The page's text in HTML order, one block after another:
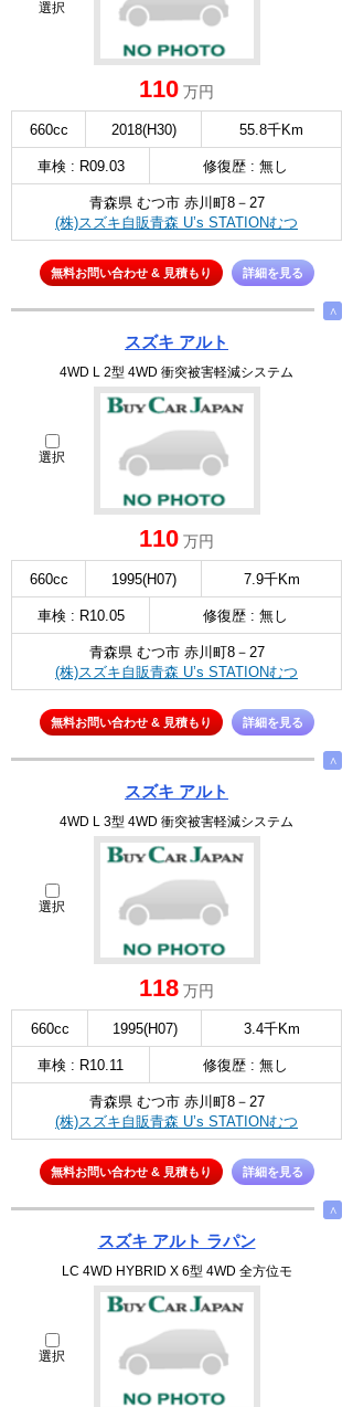
選択
110 万円
660cc 2018(H30) 55.8千Km
車検 : R09.03 修復歴 : 無し
青森県 むつ市 赤川町8－27
(株)スズキ自販青森 U’s STATIONむつ
無料お問い合わせ & 見積もり 詳細を見る
∧
スズキ アルト
4WD L 2型 4WD 衝突被害軽減システム
選択
110 万円
660cc 1995(H07) 7.9千Km
車検 : R10.05 修復歴 : 無し
青森県 むつ市 赤川町8－27
(株)スズキ自販青森 U’s STATIONむつ
無料お問い合わせ & 見積もり 詳細を見る
∧
スズキ アルト
4WD L 3型 4WD 衝突被害軽減システム
選択
118 万円
660cc 1995(H07) 3.4千Km
車検 : R10.11 修復歴 : 無し
青森県 むつ市 赤川町8－27
(株)スズキ自販青森 U’s STATIONむつ
無料お問い合わせ & 見積もり 詳細を見る
∧
スズキ アルト ラパン
LC 4WD HYBRID X 6型 4WD 全方位モ
選択